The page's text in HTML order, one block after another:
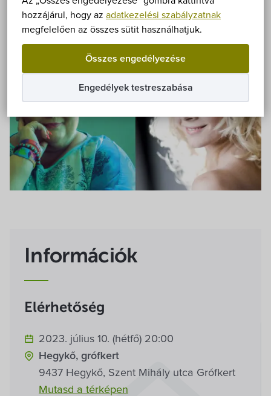
hozzájárul, hogy az adatkezelési szabályzatnak
megfelelően az összes sütit használhatjuk.
Összes engedélyezése
Engedélyek testreszabása
Hegykő történelme
Önkormányzat
Hírek
Képviselő-testület
Választási információk
Egyesületek, alapítványok
Villa Igku Kft.
Pályázatok
Dokumentumok
Fizetős Koncert Szabadtéri
Információk
Elérhetőség
2023. július 10. (hétfő) 20:00
Hegykő, grófkert
9437 Hegykő, Szent Mihály utca Grófkert
Mutasd a térképen